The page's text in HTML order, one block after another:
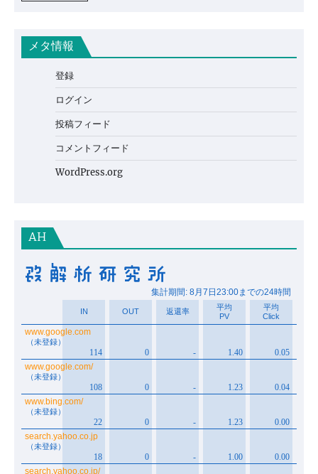
メタ情報
登録
ログイン
投稿フィード
コメントフィード
WordPress.org
AH